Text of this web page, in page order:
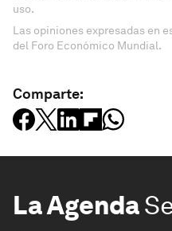
uso.
Las opiniones expresadas en
del Foro Económico Mundial.
Comparte:
La Agenda